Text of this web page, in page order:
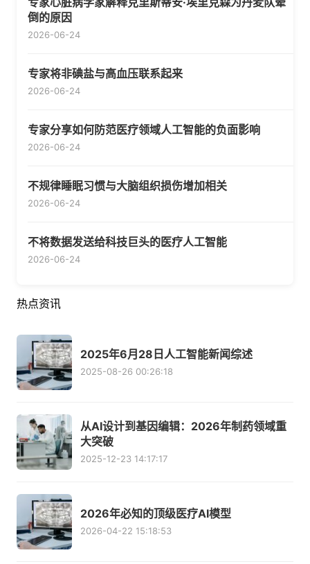
倒的原因
2026-06-24
专家将非碘盐与高血压联系起来
2026-06-24
专家分享如何防范医疗领域人工智能的负面影响
2026-06-24
不规律睡眠习惯与大脑组织损伤增加相关
2026-06-24
不将数据发送给科技巨头的医疗人工智能
2026-06-24
热点资讯
2025年6月28日人工智能新闻综述
2025-08-26 00:26:18
从AI设计到基因编辑：2026年制药领域重
大突破
2025-12-23 14:17:17
2026年必知的顶级医疗AI模型
2026-04-22 15:18:53